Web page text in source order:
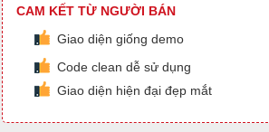
CAM KẾT TỪ NGƯỜI BÁN
Giao diện giống demo
Code clean dễ sử dụng
Giao diện hiện đại đẹp mắt